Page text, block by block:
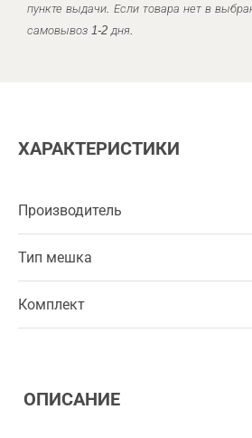
пункте выдачи. Если товара нет в
самовывоз 1-2 дня.
ХАРАКТЕРИСТИКИ
Производитель
Тип мешка
Комплект
ОПИСАНИЕ